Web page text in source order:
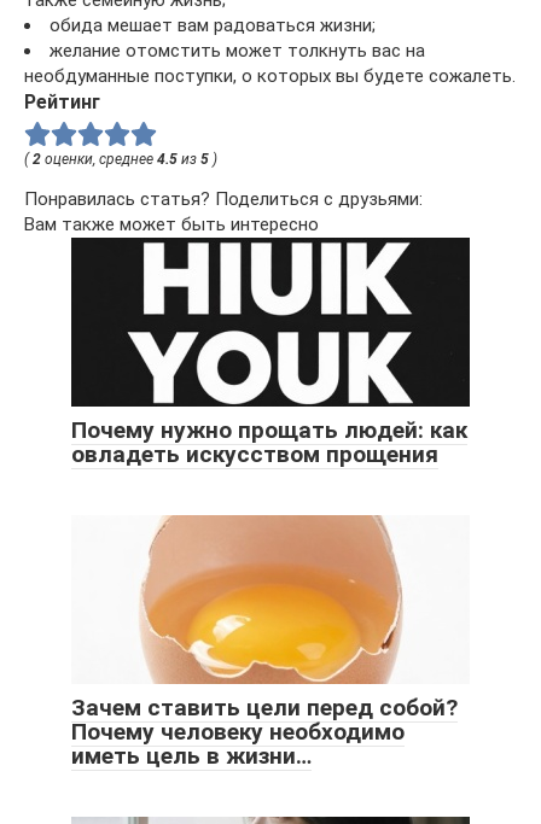
обида мешает вам радоваться жизни;
желание отомстить может толкнуть вас на
необдуманные поступки, о которых вы будете сожалеть.
Рейтинг
( 2 оценки, среднее 4.5 из 5 )
Понравилась статья? Поделиться с друзьями:
Вам также может быть интересно
Почему нужно прощать людей: как
овладеть искусством прощения
Зачем ставить цели перед собой?
Почему человеку необходимо
иметь цель в жизни…